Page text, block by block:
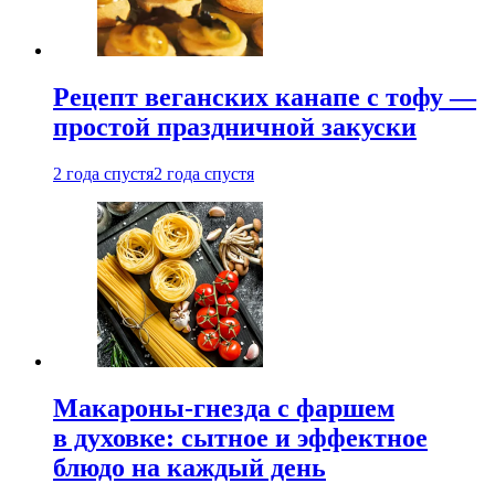
Рецепт веганских канапе с тофу —
простой праздничной закуски
2 года спустя2 года спустя
Макароны-гнезда с фаршем
в духовке: сытное и эффектное
блюдо на каждый день